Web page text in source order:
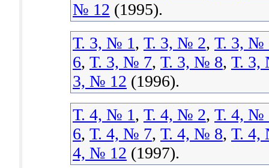
№ 12 (1995).
Т. 3, № 1, Т. 3, № 2, Т. 3, №
6, Т. 3, № 7, Т. 3, № 8, Т. 3,
3, № 12 (1996).
Т. 4, № 1, Т. 4, № 2, Т. 4, №
6, Т. 4, № 7, Т. 4, № 8, Т. 4,
4, № 12 (1997).